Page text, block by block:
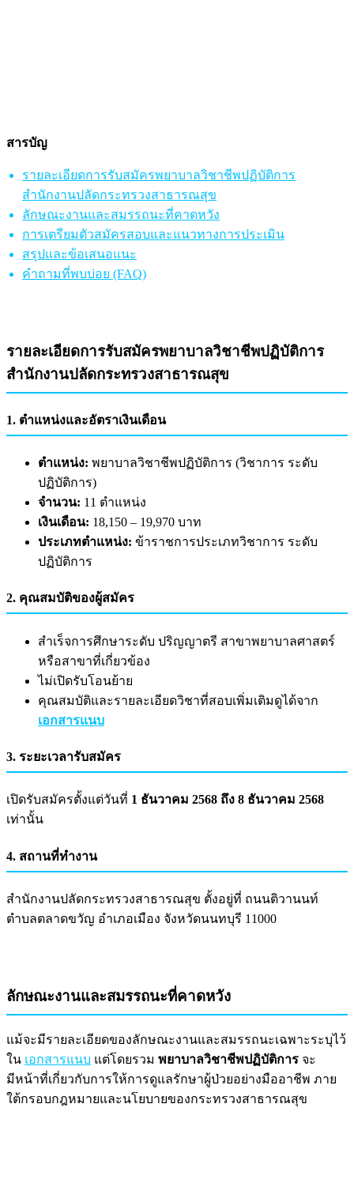
สารบัญ
รายละเอียดการรับสมัครพยาบาลวิชาชีพปฏิบัติการ
สำนักงานปลัดกระทรวงสาธารณสุข
ลักษณะงานและสมรรถนะที่คาดหวัง
การเตรียมตัวสมัครสอบและแนวทางการประเมิน
สรุปและข้อเสนอแนะ
คำถามที่พบบ่อย (FAQ)
รายละเอียดการรับสมัครพยาบาลวิชาชีพปฏิบัติการ
สำนักงานปลัดกระทรวงสาธารณสุข
1. ตำแหน่งและอัตราเงินเดือน
ตำแหน่ง: พยาบาลวิชาชีพปฏิบัติการ (วิชาการ ระดับ
ปฏิบัติการ)
จำนวน: 11 ตำแหน่ง
เงินเดือน: 18,150 – 19,970 บาท
ประเภทตำแหน่ง: ข้าราชการประเภทวิชาการ ระดับ
ปฏิบัติการ
2. คุณสมบัติของผู้สมัคร
สำเร็จการศึกษาระดับ ปริญญาตรี สาขาพยาบาลศาสตร์
หรือสาขาที่เกี่ยวข้อง
ไม่เปิดรับโอนย้าย
คุณสมบัติและรายละเอียดวิชาที่สอบเพิ่มเติมดูได้จาก
เอกสารแนบ
3. ระยะเวลารับสมัคร
เปิดรับสมัครตั้งแต่วันที่ 1 ธันวาคม 2568 ถึง 8 ธันวาคม 2568
เท่านั้น
4. สถานที่ทำงาน
สำนักงานปลัดกระทรวงสาธารณสุข ตั้งอยู่ที่ ถนนติวานนท์
ตำบลตลาดขวัญ อำเภอเมือง จังหวัดนนทบุรี 11000
ลักษณะงานและสมรรถนะที่คาดหวัง
แม้จะมีรายละเอียดของลักษณะงานและสมรรถนะเฉพาะระบุไว้
ใน เอกสารแนบ แต่โดยรวม พยาบาลวิชาชีพปฏิบัติการ จะ
มีหน้าที่เกี่ยวกับการให้การดูแลรักษาผู้ป่วยอย่างมืออาชีพ ภาย
ใต้กรอบกฎหมายและนโยบายของกระทรวงสาธารณสุข